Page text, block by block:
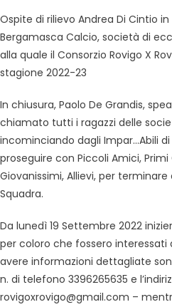
Ospite di rilievo Andrea Di Cintio
Bergamasca Calcio, società di
alla quale il Consorzio Rovigo X
stagione 2022-23
In chiusura, Paolo De Grandis,
chiamato tutti i ragazzi delle
incominciando dagli Impar…Abili
proseguire con Piccoli Amici, Primi
Giovanissimi, Allievi, per
Squadra.
Da lunedì 19 Settembre 2022
per coloro che fossero interessati
avere informazioni dettagliate
n. di telefono 3396265635 e
rovigoxrovigo@gmail.com –